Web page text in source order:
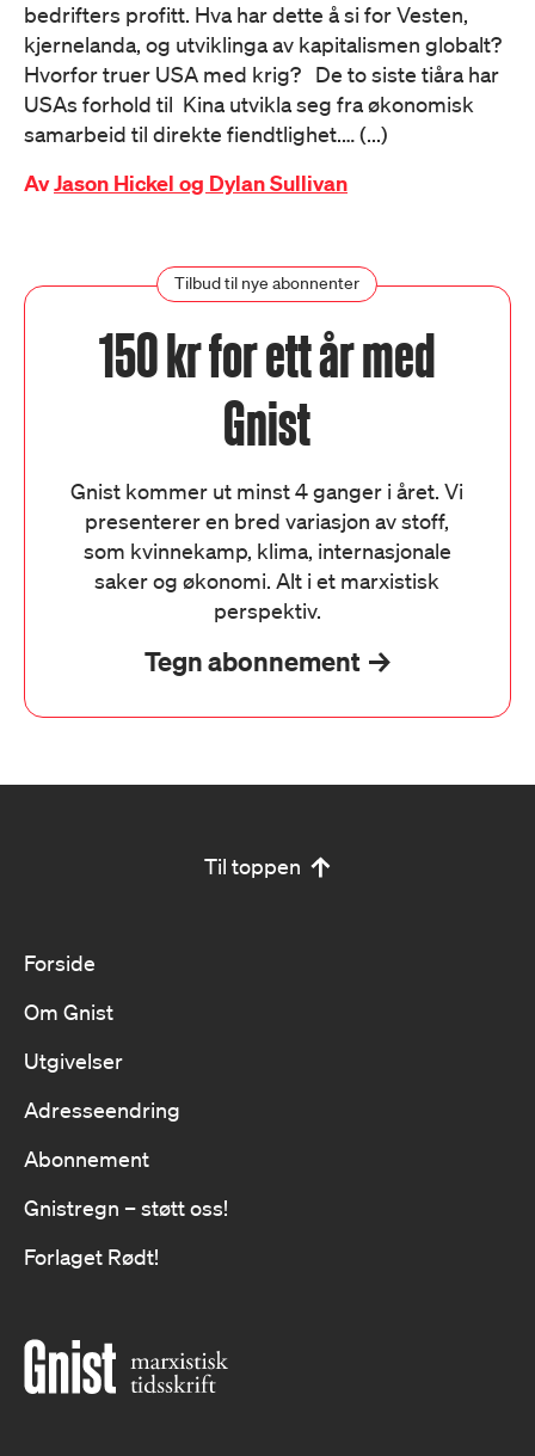
bedrifters profitt. Hva har dette å si for Vesten,
kjernelanda, og utviklinga av kapitalismen globalt?
Hvorfor truer USA med krig? De to siste tiåra har
USAs forhold til Kina utvikla seg fra økonomisk
samarbeid til direkte fiendtlighet.… (...)
AvJason Hickel og Dylan Sullivan
Tilbud til nye abonnenter
150 kr for ett år med
Gnist
Gnist kommer ut minst 4 ganger i året. Vi
presenterer en bred variasjon av stoff,
som kvinnekamp, klima, internasjonale
saker og økonomi. Alt i et marxistisk
perspektiv.
Tegn abonnement
Til toppen
Forside
Om Gnist
Utgivelser
Adresseendring
Abonnement
Gnistregn – støtt oss!
Forlaget Rødt!